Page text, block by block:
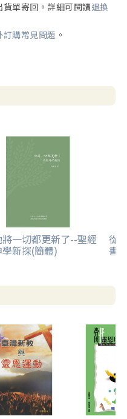
單寄回。詳細可閱讀退換
訂購常見問題 。
將一切都更新了--聖經
新探(簡體)
從
書